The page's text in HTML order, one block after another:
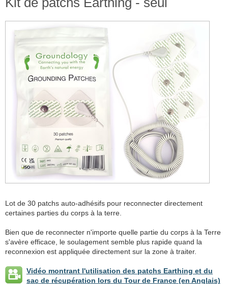
Lot de 30 patchs auto-adhésifs pour reconnecter directement
certaines parties du corps à la terre.
Bien que de reconnecter n'importe quelle partie du corps à la Terre
s'avère efficace, le soulagement semble plus rapide quand la
reconnexion est appliquée directement sur la zone à traiter.
Vidéo montrant l'utilisation des patchs Earthing et du
sac de récupération lors du Tour de France (en Anglais)